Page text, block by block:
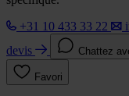
+31 10 433 33 22
devis
Chattez
Favori